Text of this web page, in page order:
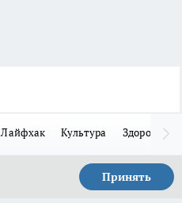
Лайфхак Культура Здоровье
Принять